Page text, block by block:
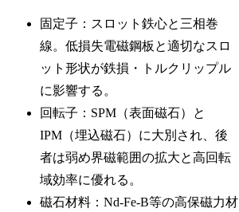
固定子：スロット鉄心と三相巻
線。低損失電磁鋼板と適切なスロ
ット形状が鉄損・トルクリップル
に影響する。
回転子：SPM（表面磁石）と
IPM（埋込磁石）に大別され、後
者は弱め界磁範囲の拡大と高回転
域効率に優れる。
磁石材料：Nd-Fe-B等の高保磁力材